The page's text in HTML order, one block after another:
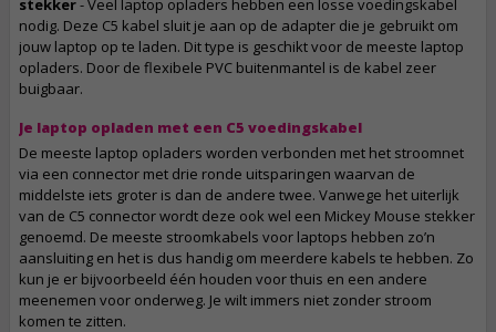
stekker- Veel laptop opladers hebben een losse voedingskabel
nodig. Deze C5 kabel sluit je aan op de adapter die je gebruikt om
jouw laptop op te laden. Dit type is geschikt voor de meeste laptop
opladers. Door de flexibele PVC buitenmantel is de kabel zeer
buigbaar.
Je laptop opladen met een C5 voedingskabel
De meeste laptop opladers worden verbonden met het stroomnet
via een connector met drie ronde uitsparingen waarvan de
middelste iets groter is dan de andere twee. Vanwege het uiterlijk
van de C5 connector wordt deze ook wel een Mickey Mouse stekker
genoemd. De meeste stroomkabels voor laptops hebben zo’n
aansluiting en het is dus handig om meerdere kabels te hebben. Zo
kun je er bijvoorbeeld één houden voor thuis en een andere
meenemen voor onderweg. Je wilt immers niet zonder stroom
komen te zitten.